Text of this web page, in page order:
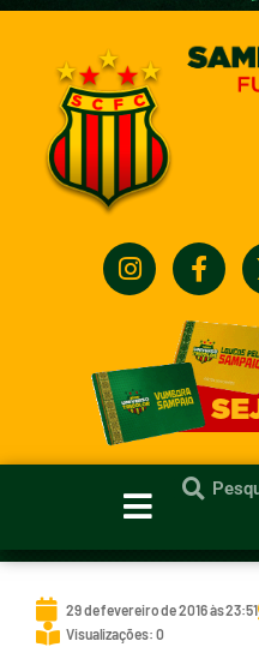
29 de fevereiro de 2016 às 23:51
Visualizações: 0